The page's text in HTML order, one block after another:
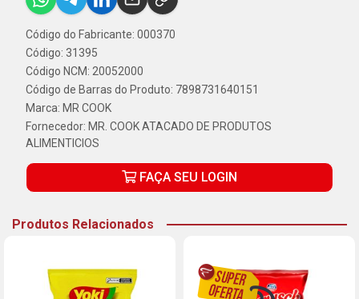
Código do Fabricante: 000370
Código: 31395
Código NCM: 20052000
Código de Barras do Produto: 7898731640151
Marca: MR COOK
Fornecedor: MR. COOK ATACADO DE PRODUTOS
ALIMENTICIOS
FAÇA SEU LOGIN
Produtos Relacionados